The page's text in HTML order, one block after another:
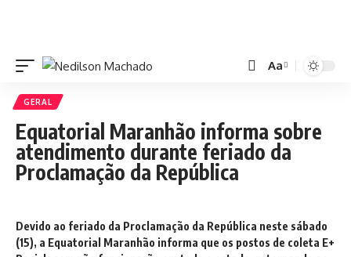
Aa
GERAL
Equatorial Maranhão informa sobre
atendimento durante feriado da
Proclamação da República
Devido ao feriado da Proclamação da República neste sábado
(15), a Equatorial Maranhão informa que os postos de coleta E+